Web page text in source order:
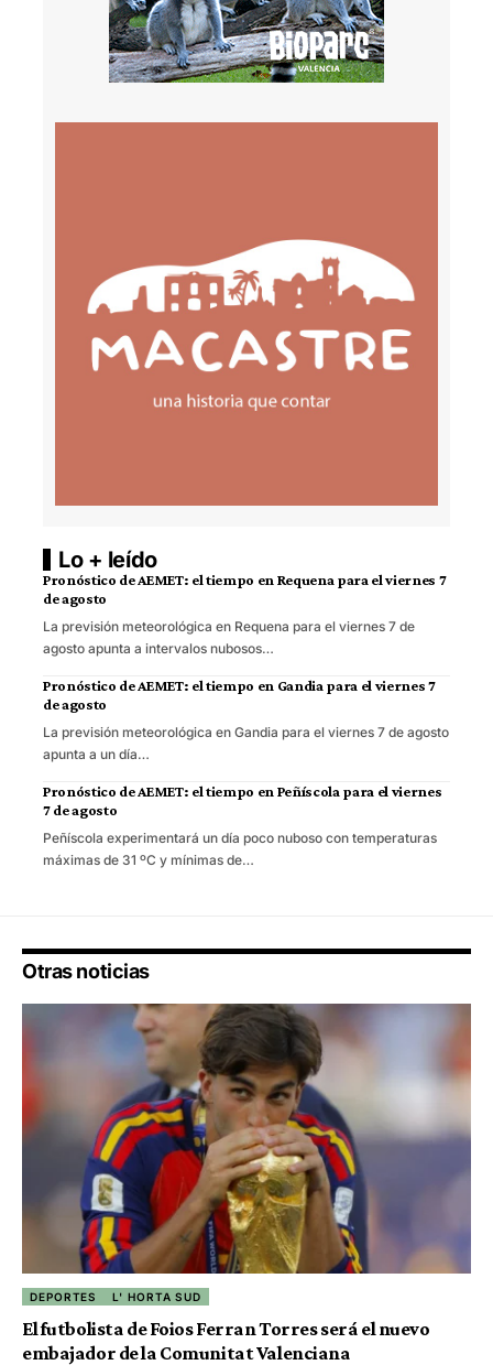
Lo + leído
Pronóstico de AEMET: el tiempo en Requena para el viernes 7
de agosto
La previsión meteorológica en Requena para el viernes 7 de
agosto apunta a intervalos nubosos…
Pronóstico de AEMET: el tiempo en Gandia para el viernes 7
de agosto
La previsión meteorológica en Gandia para el viernes 7 de agosto
apunta a un día…
Pronóstico de AEMET: el tiempo en Peñíscola para el viernes
7 de agosto
Peñíscola experimentará un día poco nuboso con temperaturas
máximas de 31 ºC y mínimas de…
Otras noticias
DEPORTES L' HORTA SUD
El futbolista de Foios Ferran Torres será el nuevo
embajador de la Comunitat Valenciana